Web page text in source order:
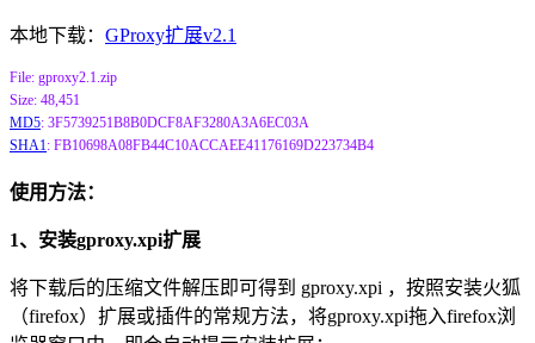
本地下载： GProxy扩展v2.1
File: gproxy2.1.zip
Size: 48,451
MD5: 3F5739251B8B0DCF8AF3280A3A6EC03A
SHA1 : FB10698A08FB44C10ACCAEE41176169D223734B4
使用方法：
1、安装gproxy.xpi扩展
将下载后的压缩文件解压即可得到 gproxy.xpi ，按照安装火狐
（firefox）扩展或插件的常规方法，将gproxy.xpi拖入firefox浏